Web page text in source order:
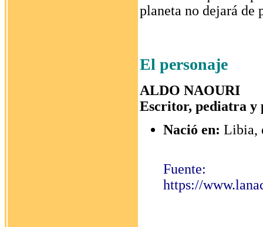
planeta no dejará de
El personaje
ALDO NAOURI
Escritor, pediatra y
Nació en: Libia,
Fuente:
https://